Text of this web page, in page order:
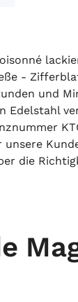
-
und
Edelstahl
die